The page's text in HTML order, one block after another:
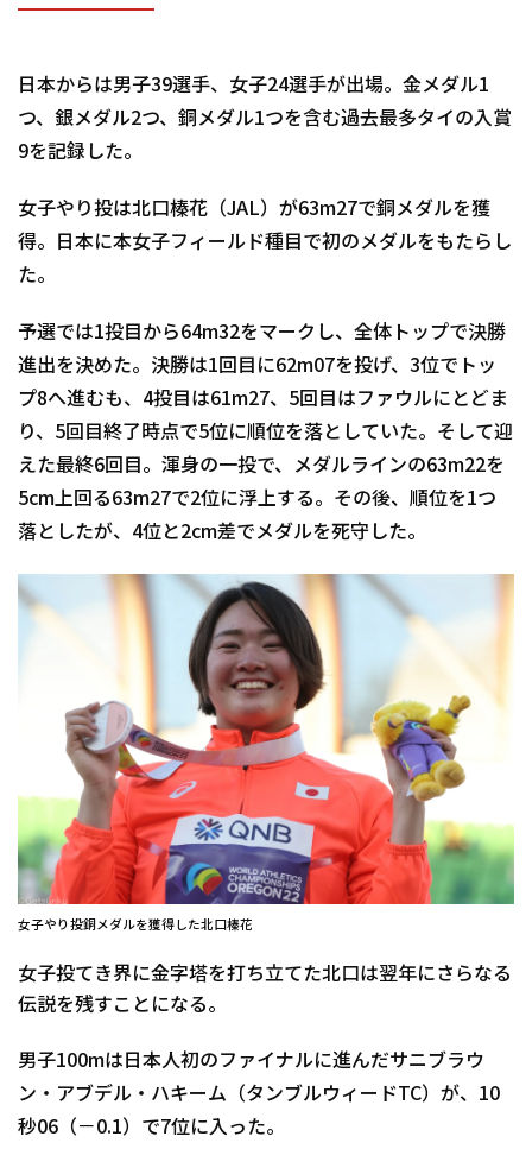
日本からは男子39選手、女子24選手が出場。金メダル1
つ、銀メダル2つ、銅メダル1つを含む過去最多タイの入賞
9を記録した。
女子やり投は北口榛花（JAL）が63m27で銅メダルを獲
得。日本に本女子フィールド種目で初のメダルをもたらし
た。
予選では1投目から64m32をマークし、全体トップで決勝
進出を決めた。決勝は1回目に62m07を投げ、3位でトッ
プ8へ進むも、4投目は61m27、5回目はファウルにとどま
り、5回目終了時点で5位に順位を落としていた。そして迎
えた最終6回目。渾身の一投で、メダルラインの63m22を
5cm上回る63m27で2位に浮上する。その後、順位を1つ
落としたが、4位と2cm差でメダルを死守した。
女子やり投銅メダルを獲得した北口榛花
女子投てき界に金字塔を打ち立てた北口は翌年にさらなる
伝説を残すことになる。
男子100mは日本人初のファイナルに進んだサニブラウ
ン・アブデル・ハキーム（タンブルウィードTC）が、10
秒06（－0.1）で7位に入った。